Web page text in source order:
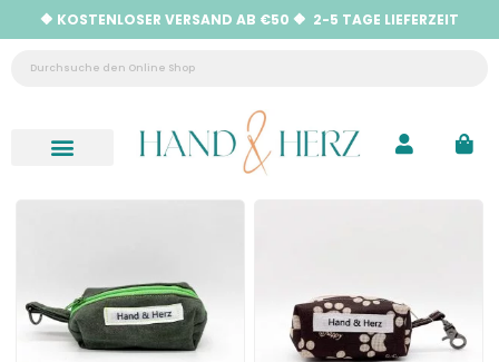
🔶 KOSTENLOSER VERSAND AB €50 🔶 2-5 TAGE LIEFERZEIT